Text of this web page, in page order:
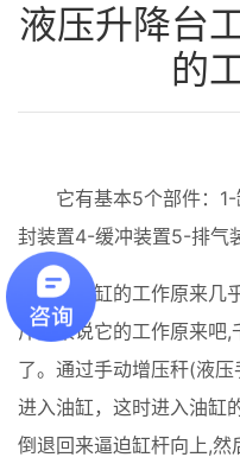
产品知识
如何选购
售后服务
联系我们
液压升降台
的
它有基本5个部件：
封装置4-缓冲装置5-排气
每种缸的工作原来几
斤顶来说它的工作原来吧
了。通过手动增压秆(液
进入油缸，这时进入油缸
倒退回来逼迫缸杆向上,